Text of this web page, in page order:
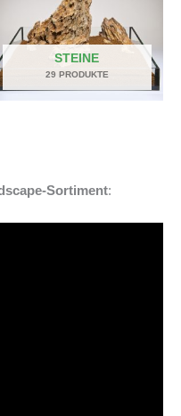
STEINE
29 PRODUKTE
Sortiment: